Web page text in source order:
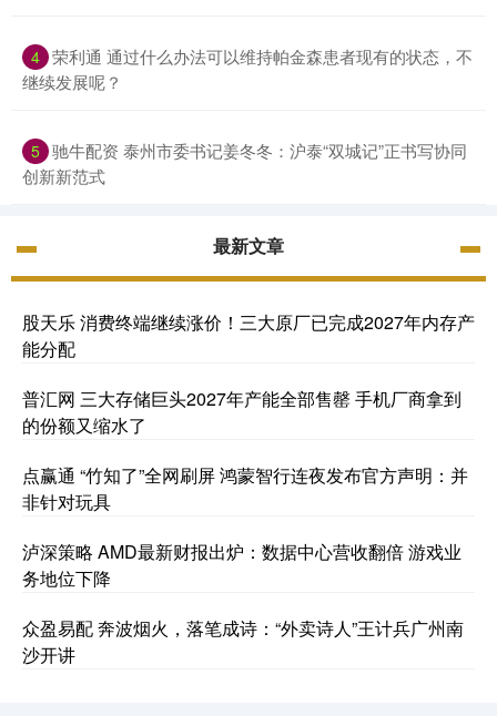
4 荣利通 通过什么办法可以维持帕金森患者现有的状态，不
继续发展呢？
5 驰牛配资 泰州市委书记姜冬冬：沪泰“双城记”正书写协同
创新新范式
最新文章
股天乐 消费终端继续涨价！三大原厂已完成2027年内存产
能分配
普汇网 三大存储巨头2027年产能全部售罄 手机厂商拿到
的份额又缩水了
点赢通 “竹知了”全网刷屏 鸿蒙智行连夜发布官方声明：并
非针对玩具
泸深策略 AMD最新财报出炉：数据中心营收翻倍 游戏业
务地位下降
众盈易配 奔波烟火，落笔成诗：“外卖诗人”王计兵广州南
沙开讲